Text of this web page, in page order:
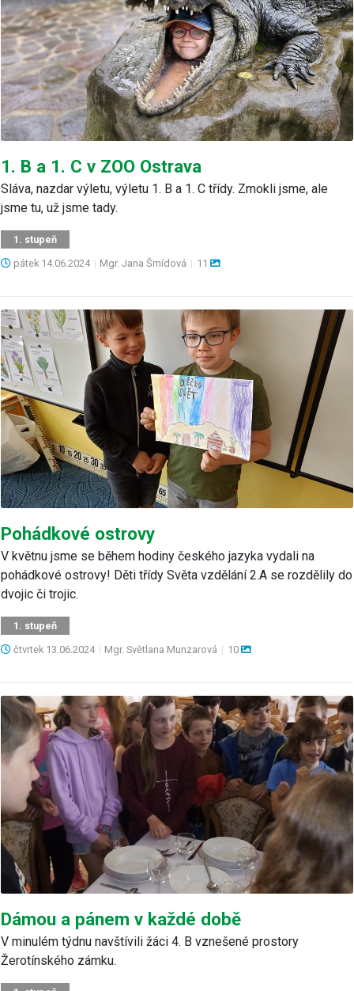
1. B a 1. C v ZOO Ostrava
Sláva, nazdar výletu, výletu 1. B a 1. C třídy. Zmokli jsme, ale
jsme tu, už jsme tady.
1. stupeň
pátek 14.06.2024 | Mgr. Jana Šmídová | 11
Pohádkové ostrovy
V květnu jsme se během hodiny českého jazyka vydali na
pohádkové ostrovy! Děti třídy Světa vzdělání 2.A se rozdělily do
dvojic či trojic.
1. stupeň
čtvrtek 13.06.2024 | Mgr. Světlana Munzarová | 10
Dámou a pánem v každé době
V minulém týdnu navštívili žáci 4. B vznešené prostory
Žerotínského zámku.